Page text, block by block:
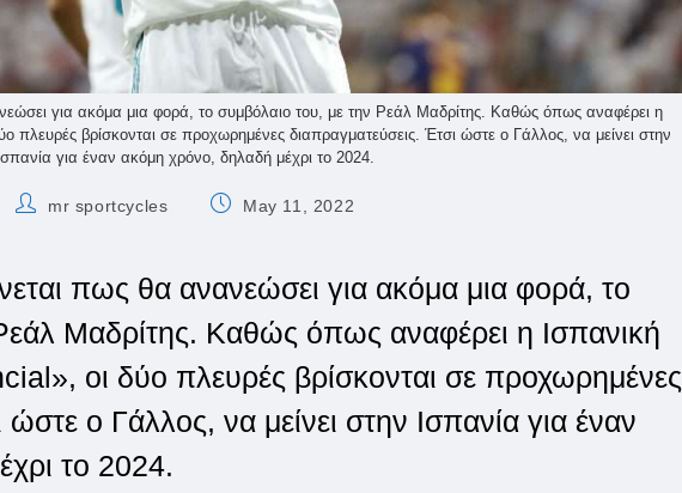
για ακόμα μια φορά, το συμβόλαιο του, με την Ρεάλ Μαδρίτης. Καθώς όπως αναφέρει η
πλευρές βρίσκονται σε προχωρημένες διαπραγματεύσεις. Έτσι ώστε ο Γάλλος, να μείνει στην
Ισπανία για έναν ακόμη χρόνο, δηλαδή μέχρι το 2024.
Postmr sportcycles
PostMay 11, 2022
πως θα ανανεώσει για ακόμα μια φορά, το
Μαδρίτης. Καθώς όπως αναφέρει η Ισπανική
οι δύο πλευρές βρίσκονται σε προχωρημένες
ο Γάλλος, να μείνει στην Ισπανία για έναν
το 2024.